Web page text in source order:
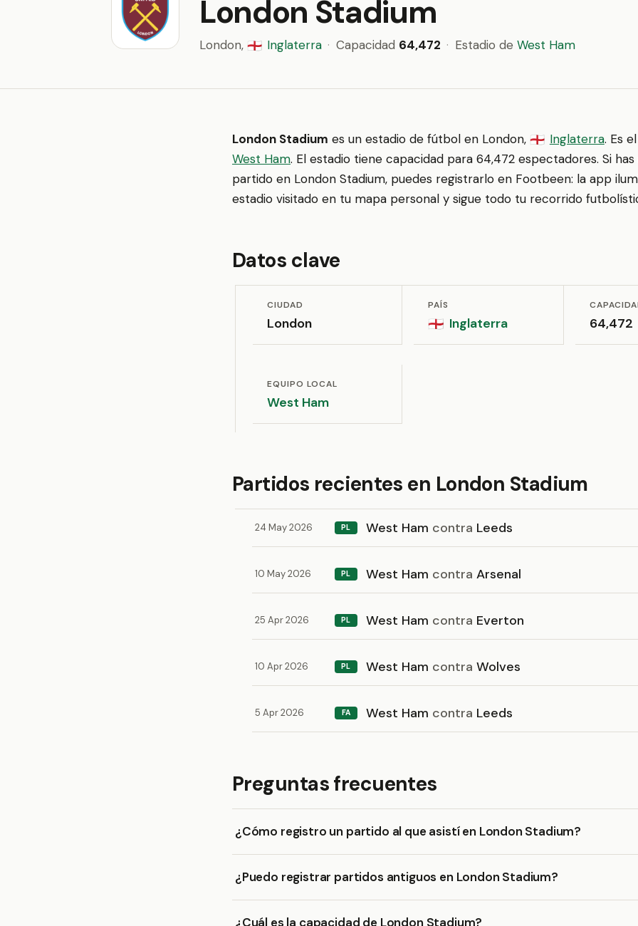
London Stadium
London, 🏴󠁧󠁢󠁥󠁮󠁧󠁿 Inglaterra · Capacidad 64,472 · Estadio de West Ham
London Stadium es un estadio de fútbol en London, 🏴󠁧󠁢󠁥󠁮󠁧󠁿 Inglaterra. Es
West Ham. El estadio tiene capacidad para 64,472 espectadores. Si has
partido en London Stadium, puedes registrarlo en Footbeen: la app
estadio visitado en tu mapa personal y sigue todo tu recorrido
Datos clave
CIUDAD
London
PAÍS
🏴󠁧󠁢󠁥󠁮󠁧󠁿 Inglaterra 64,472
EQUIPO LOCAL
West Ham
Partidos recientes en London Stadium
24 May 2026 PL West Ham contra Leeds
10 May 2026 PL West Ham contra Arsenal
25 Apr 2026 PL West Ham contra Everton
10 Apr 2026 PL West Ham contra Wolves
5 Apr 2026 FA West Ham contra Leeds
Preguntas frecuentes
¿Cómo registro un partido al que asistí en London Stadium?
¿Puedo registrar partidos antiguos en London Stadium?
¿Cuál es la capacidad de London Stadium?